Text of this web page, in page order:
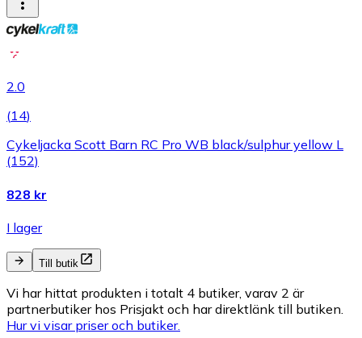
2.0
(14)
Cykeljacka Scott Barn RC Pro WB black/sulphur yellow L
(152)
828 kr
I lager
Till butik
Vi har hittat produkten i totalt 4 butiker, varav 2 är
partnerbutiker hos Prisjakt och har direktlänk till butiken.
Hur vi visar priser och butiker.